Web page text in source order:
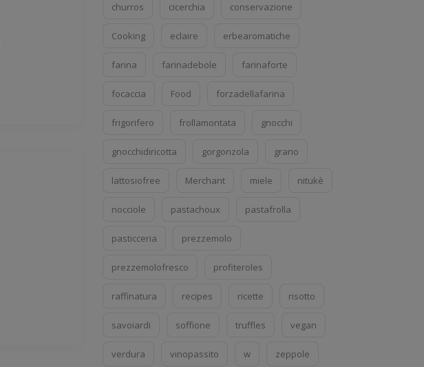
churros cicerchia conservazione
Cooking eclaire erbearomatiche
farina farinadebole farinaforte
focaccia Food forzadellafarina
frigorifero frollamontata gnocchi
gnocchidiricotta gorgonzola grano
lattosiofree Merchant miele nitukè
nocciole pastachoux pastafrolla
pasticceria prezzemolo
prezzemolofresco profiteroles
raffinatura recipes ricette risotto
savoiardi soffione truffles vegan
verdura vinopassito w zeppole